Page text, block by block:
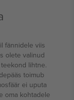
fännidele viis
olete valinud
lihtne.
toimub
ei uputa
oma kohtadele